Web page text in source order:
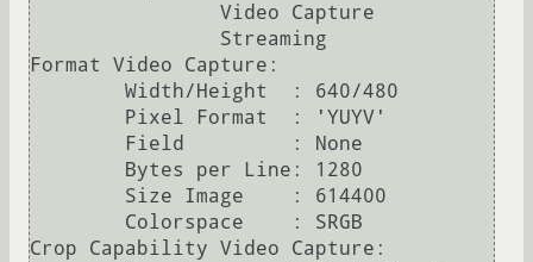
Format Video Capture:
Crop Capability Video Capture: